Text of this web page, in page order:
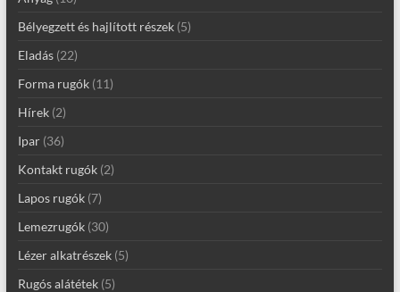
Bélyegzett és hajlított részek(5)
Eladás(22)
Forma rugók(11)
Hírek(2)
Ipar(36)
Kontakt rugók(2)
Lapos rugók(7)
Lemezrugók(30)
Lézer alkatrészek(5)
Rugós alátétek(5)